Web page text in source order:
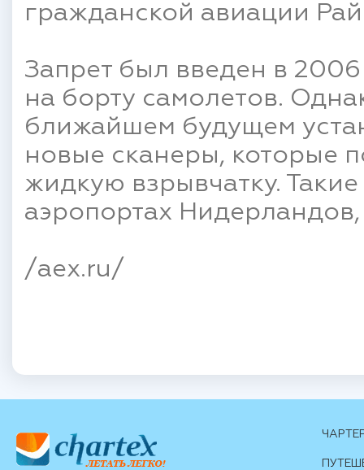
гражданской авиации
Запрет был введен в
на борту самолетов.
ближайшем будущем
новые сканеры, которые
жидкую взрывчатку.
аэропортах
/aex.ru/